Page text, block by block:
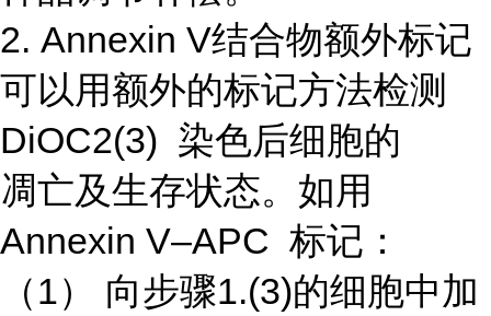
2. Annexin V结合物额外标记
可以用额外的标记方法检测
DiOC2(3) 染色后细胞的
凋亡及生存状态。如用
Annexin V–APC 标记：
（1） 向步骤1.(3)的细胞中加